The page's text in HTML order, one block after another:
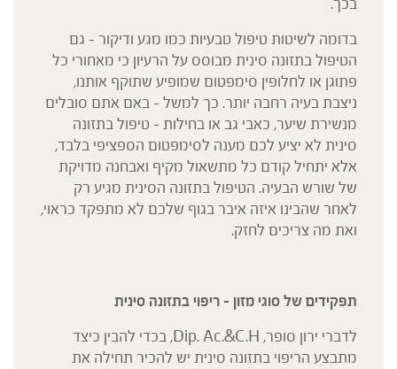
בכך.
בדומה לשיטות טיפול טבעיות כמו מגע ודיקור – גם
הטיפול בתזונה סינית מבוסס על הרעיון כי מאחורי כל
פתוגן או לחלופין סימפטום שמופיע שתוקף אותנו,
ניצבת בעיה רחבה יותר. כך למשל – באם אתם סובלים
מנשירת שיער, כאבי גב או בחילות – טיפול בתזונה
סינית לא יציע לכם מענה לסימפטום הספציפי בלבד,
אלא יתחיל קודם כל מתשאול מקיף ואבחנה מדויקת
של שורש הבעיה. הטיפול בתזונה הסינית מגיע רק
לאחר שהבינו איזה איבר בגוף שלכם לא מתפקד כראוי,
ואת מה צריכים לחזק.
תפקידים של סוגי מזון – ריפוי בתזונה סינית
לדברי ירון סופר, Dip. Ac.&C.H, בכדי להבין כיצד
מתבצע הריפוי בתזונה סינית יש להכיר תחילה את